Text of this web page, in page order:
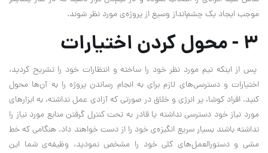
موجب ایجاد یک چشم‌انداز وسیع از پروژه‌ی مورد نظر شوند.
۳ - محول کردن اختیارات
پس از اینکه تیم مورد نظر خود را ساخته و انتظارات خود را تشریح کردید،
اختیارات و دسترسی‌های لازم برای به انجام رساندن پروژه را به آن‌ها محول
کنید. افراد کوشا، پر انرژی و خلاق در صورتی که آزادی عمل نداشته، به ابزارهای
مورد نیاز خود دسترسی نداشته یا قادر به تحت کنترل گرفتن منابع مورد نیاز را
نداشته باشند بسیار سریع انگیزه‌ی خود را از دست خواهند داد. هنگامی که خط
مشی و دستورالعمل‌های کلی خود را مشخص نمودید، وظیفه‌ی شما این